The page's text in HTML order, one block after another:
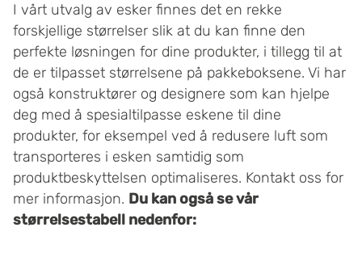
I vårt utvalg av esker finnes det en rekke
forskjellige størrelser slik at du kan finne den
perfekte løsningen for dine produkter, i tillegg til at
de er tilpasset størrelsene på pakkeboksene. Vi har
også konstruktører og designere som kan hjelpe
deg med å spesialtilpasse eskene til dine
produkter, for eksempel ved å redusere luft som
transporteres i esken samtidig som
produktbeskyttelsen optimaliseres. Kontakt oss for
mer informasjon. Du kan også se vår
størrelsestabell nedenfor: